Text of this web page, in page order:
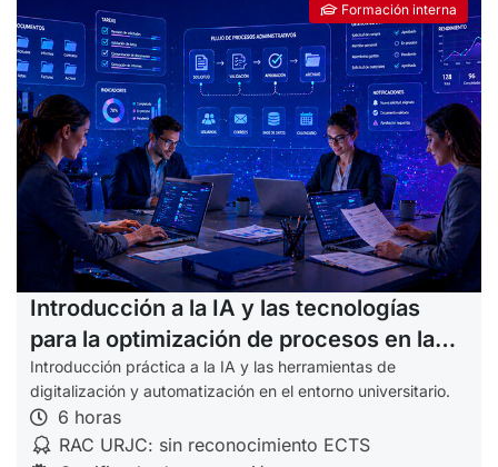
Formación interna
Introducción a la IA y las tecnologías
para la optimización de procesos en la
URJC (PTGAS)
Introducción práctica a la IA y las herramientas de
digitalización y automatización en el entorno universitario.
6 horas
RAC URJC: sin reconocimiento ECTS